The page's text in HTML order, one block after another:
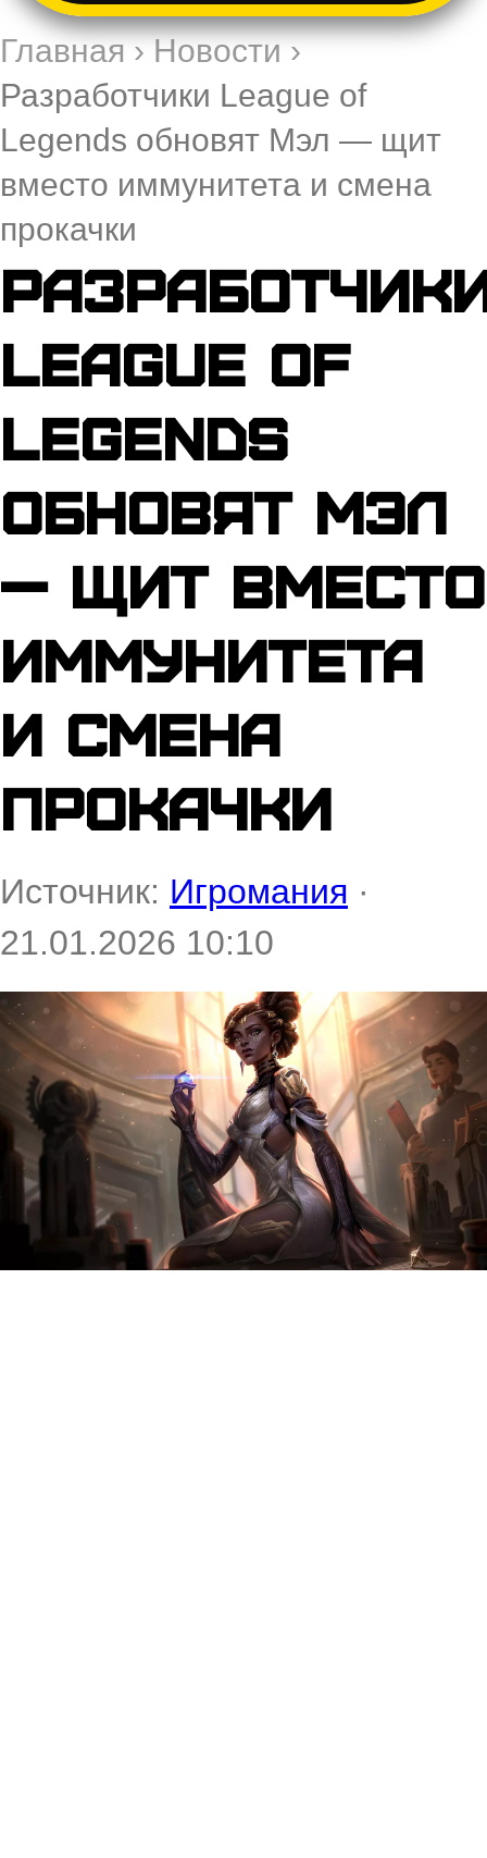
Главная›Новости›
Разработчики League of
Legends обновят Мэл — щит
вместо иммунитета и смена
прокачки
League of
Legends
обновят Мэл
— щит вместо
иммунитета
и смена
прокачки
Источник: Игромания ·
21.01.2026 10:10